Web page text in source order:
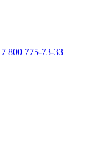
800 775-73-33